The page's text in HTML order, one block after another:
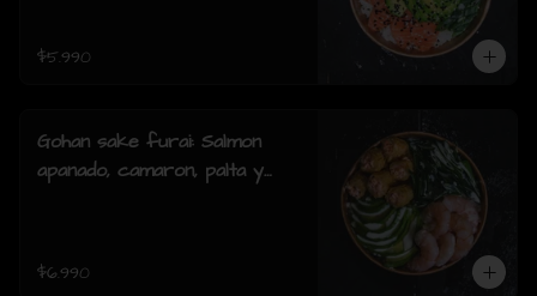
$5.990
Gohan sake furai: Salmon
apanado, camaron, palta y
$6.990